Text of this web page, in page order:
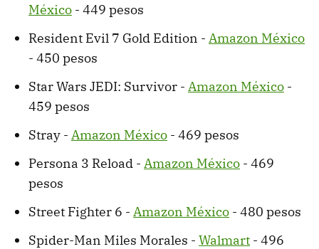
México - 449 pesos
Resident Evil 7 Gold Edition - Amazon México
- 450 pesos
Star Wars JEDI: Survivor - Amazon México -
459 pesos
Stray - Amazon México - 469 pesos
Persona 3 Reload - Amazon México - 469
pesos
Street Fighter 6 - Amazon México - 480 pesos
Spider-Man Miles Morales - Walmart - 496